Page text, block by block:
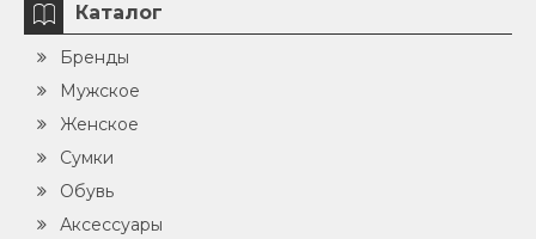
Каталог
Бренды
Мужское
Женское
Сумки
Обувь
Аксессуары